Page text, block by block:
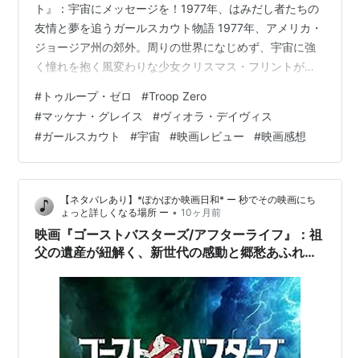
ト』：宇宙にメッセージを！1977年、はみだし者たちの
友情と夢を追うガールスカウト物語 1977年、アメリカ・
ジョージア州の郊外。周りの世界になじめず、宇宙に強
く憧れを抱く風変わりな少女クリスマス・フリントが主
ば、NASAのゴールデン・レコードに自分のメッセージを
録音して宇宙へ送れることを知り、夢を叶えるために奔
走します。急いで集められたのは、彼女と同じくどこか
周りから浮いた個性豊かな仲間たち。寄せ集めのガール
スカウトチーム「トゥループ・ゼロ」が結成され、それ
は、彼女たちの永遠に続く友情と、自分らし…
# トゥループ・ゼロ #Troop Zero
#マッケナ・グレイス #ヴィオラ・デイヴィス
#ガールスカウト #宇宙 #映画レビュー #映画感想
【ネタバレあり】*ぽかぽか映画日和* ー 秒でその映画にち
ょっと詳しくなる場所 ー • 10ヶ月前
映画『ゴーストバスターズ/アフターライフ』：祖
父の遺産が紐解く、新世代の感動と郷愁あふれる